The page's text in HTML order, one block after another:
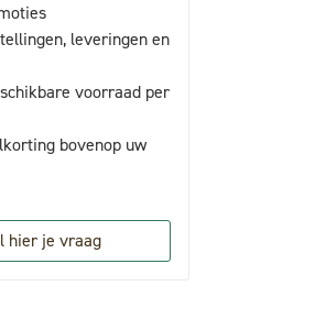
leveringen en
voorraad per
bovenop uw
hier je vraag